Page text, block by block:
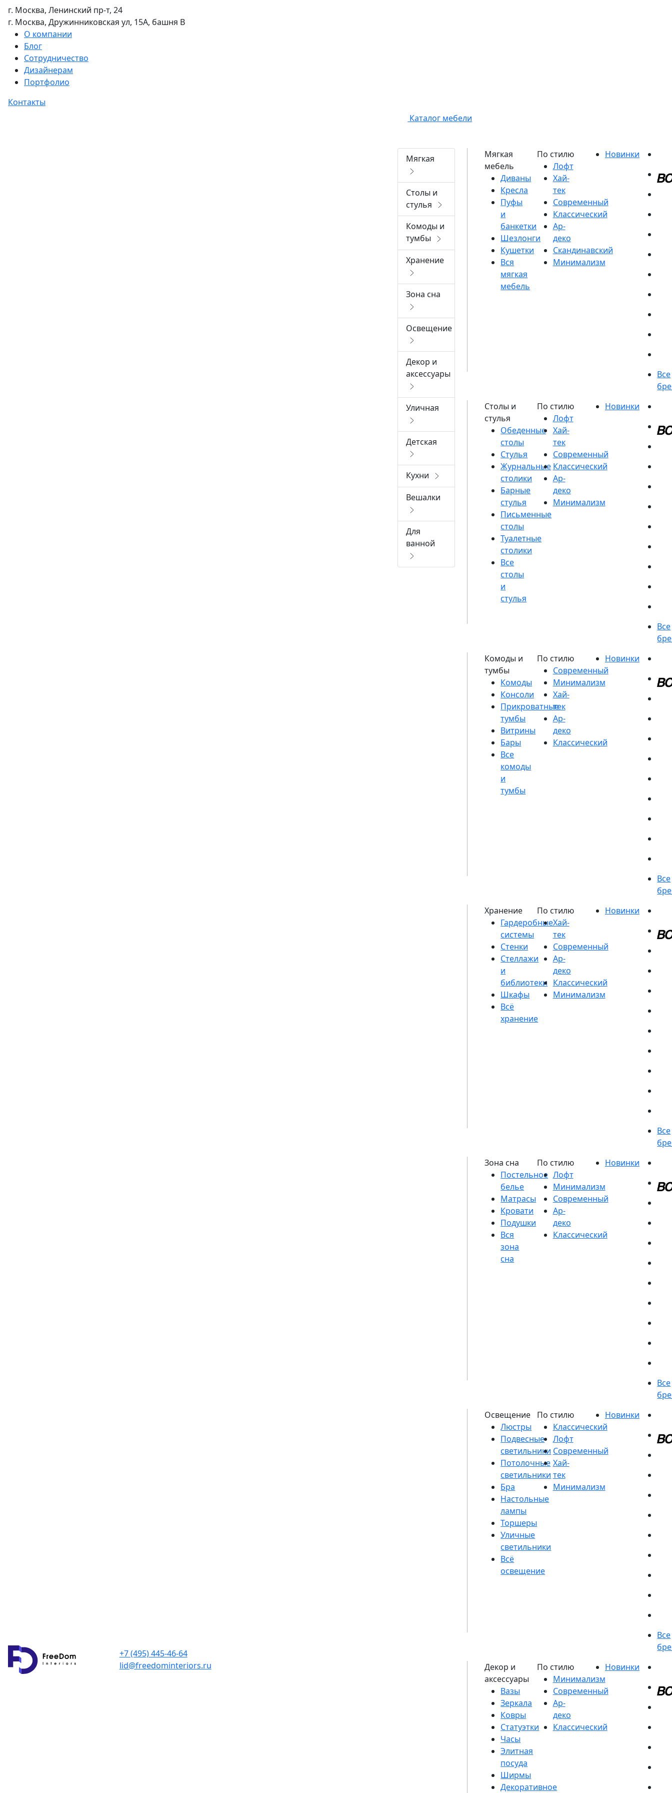
г. Москва, Ленинский пр-т, 24
г. Москва, Дружинниковская ул, 15А, башня В
О компании
Блог
Сотрудничество
Дизайнерам
Портфолио
Контакты
+7 (495) 445-46-64
lid@freedominteriors.ru
Каталог мебели
Мягкая
Столы и
стулья
Комоды и
тумбы
Хранение
Зона сна
Освещение
Декор и
аксессуары
Уличная
Детская
Кухни
Вешалки
Для
ванной
Диваны
Кресла
Пуфы
и
банкетки
Шезлонги
Кушетки
Обеденные
столы
Стулья
Журнальные
столики
Барные
стулья
Письменные
столы
Туалетные
столики
Комоды
Консоли
Прикроватные
тумбы
Витрины
Бары
Гардеробные
системы
Стенки
Стеллажи
и
библиотеки
Шкафы
Постельное
белье
Матрасы
Кровати
Подушки
Люстры
Подвесные
светильники
Потолочные
светильники
Бра
Настольные
лампы
Торшеры
Уличные
светильники
Вазы
Зеркала
Ковры
Статуэтки
Часы
Элитная
посуда
Ширмы
Декоративное